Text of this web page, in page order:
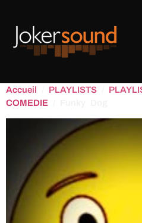
Accueil PLAYLISTS
COMEDIE